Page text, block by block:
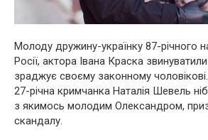
Молоду дружину-українку 87-річного
Росії, актора Івана Краска
зраджує своєму законному
27-річна кримчанка Наталія Шевель
з якимось молодим Олександром,
скандалу.